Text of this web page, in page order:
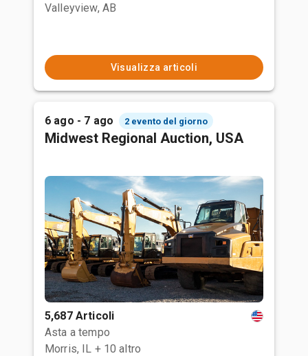
Valleyview, AB
Visualizza articoli
6 ago - 7 ago 2 evento del giorno
Midwest Regional Auction, USA
5,687 Articoli
Asta a tempo
Morris, IL + 10 altro